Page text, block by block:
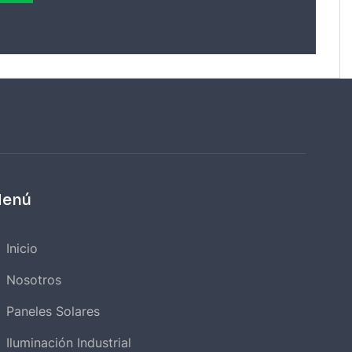
Inicio
Nosotros
Paneles Solares
Iluminación Industrial